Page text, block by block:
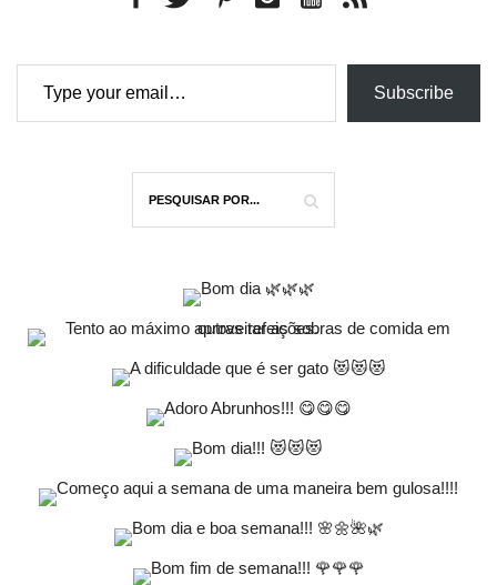
Type your email…
Subscribe